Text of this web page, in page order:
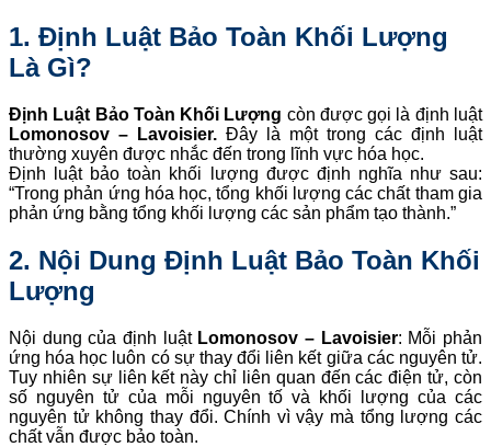
1. Định Luật Bảo Toàn Khối Lượng
Là Gì?
Định Luật Bảo Toàn Khối Lượng còn được gọi là định luật
Lomonosov – Lavoisier. Đây là một trong các định luật
thường xuyên được nhắc đến trong lĩnh vực hóa học.
Định luật bảo toàn khối lượng được định nghĩa như sau:
“Trong phản ứng hóa học, tổng khối lượng các chất tham gia
phản ứng bằng tổng khối lượng các sản phẩm tạo thành.”
2. Nội Dung Định Luật Bảo Toàn Khối
Lượng
Nội dung của định luật Lomonosov – Lavoisier: Mỗi phản
ứng hóa học luôn có sự thay đổi liên kết giữa các nguyên tử.
Tuy nhiên sự liên kết này chỉ liên quan đến các điện tử, còn
số nguyên tử của mỗi nguyên tố và khối lượng của các
nguyên tử không thay đổi. Chính vì vậy mà tổng lượng các
chất vẫn được bảo toàn.